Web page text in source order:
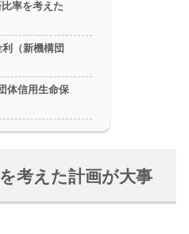
率を考えた
（新機構団
体信用生命保
考えた計画が大事